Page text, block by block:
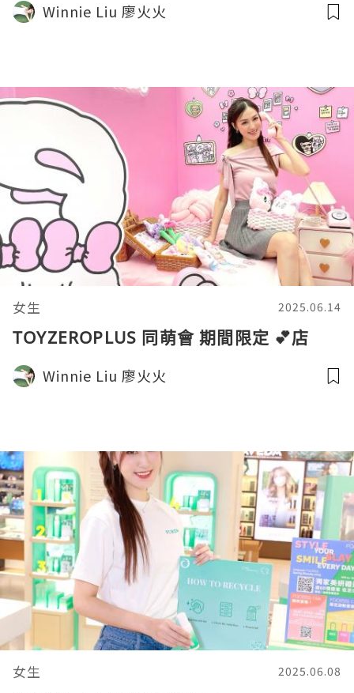
Winnie Liu 廖火火
女生 2025.06.14
TOYZEROPLUS 同萌會 期間限定 💕店
Winnie Liu 廖火火
女生 2025.06.08